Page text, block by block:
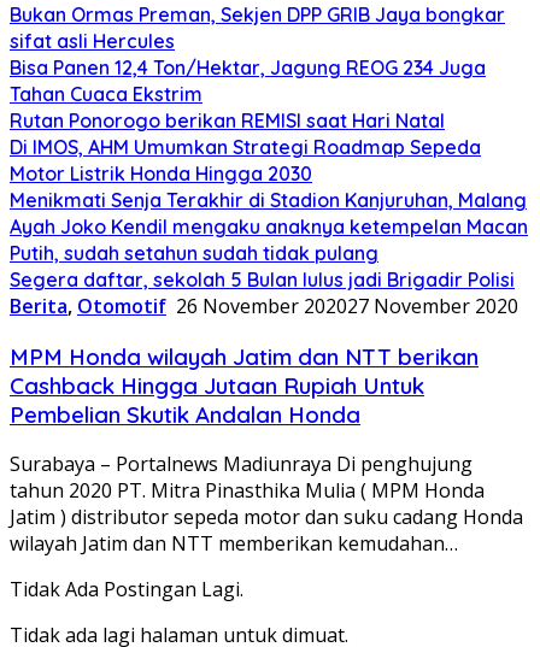
Bukan Ormas Preman, Sekjen DPP GRIB Jaya bongkar
sifat asli Hercules
Bisa Panen 12,4 Ton/Hektar, Jagung REOG 234 Juga
Tahan Cuaca Ekstrim
Rutan Ponorogo berikan REMISI saat Hari Natal
Di IMOS, AHM Umumkan Strategi Roadmap Sepeda
Motor Listrik Honda Hingga 2030
Menikmati Senja Terakhir di Stadion Kanjuruhan, Malang
Ayah Joko Kendil mengaku anaknya ketempelan Macan
Putih, sudah setahun sudah tidak pulang
Segera daftar, sekolah 5 Bulan lulus jadi Brigadir Polisi
Berita, Otomotif 26 November 202027 November 2020
MPM Honda wilayah Jatim dan NTT berikan
Cashback Hingga Jutaan Rupiah Untuk
Pembelian Skutik Andalan Honda
Surabaya – Portalnews Madiunraya Di penghujung
tahun 2020 PT. Mitra Pinasthika Mulia ( MPM Honda
Jatim ) distributor sepeda motor dan suku cadang Honda
wilayah Jatim dan NTT memberikan kemudahan…
Tidak Ada Postingan Lagi.
Tidak ada lagi halaman untuk dimuat.